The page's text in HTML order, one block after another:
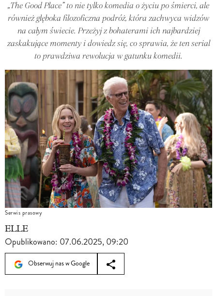
„The Good Place” to nie tylko komedia o życiu po śmierci, ale
również głęboka filozoficzna podróż, która zachwyca widzów
na całym świecie. Przeżyj z bohaterami ich najbardziej
zaskakujące momenty i dowiedz się, co sprawia, że ten serial
to prawdziwa rewolucja w gatunku komedii.
Serwis prasowy
ELLE
Opublikowano: 07.06.2025, 09:20
Obserwuj nas w Google